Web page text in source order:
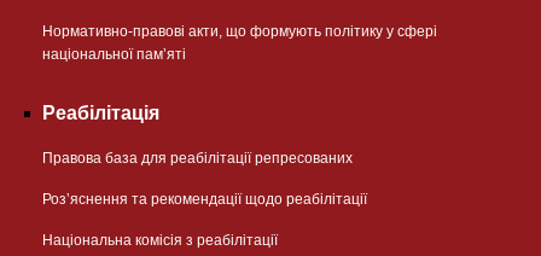
Нормативно-правові акти, що формують політику у сфері
національної памʼяті
Реабілітація
Правова база для реабілітації репресованих
Розʼяснення та рекомендації щодо реабілітації
Національна комісія з реабілітації